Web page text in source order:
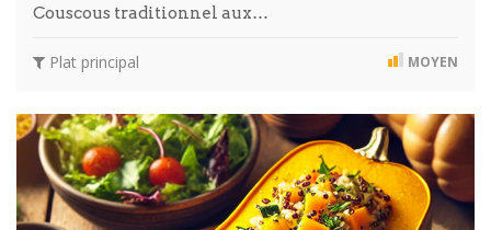
Couscous traditionnel aux…
Plat principal MOYEN